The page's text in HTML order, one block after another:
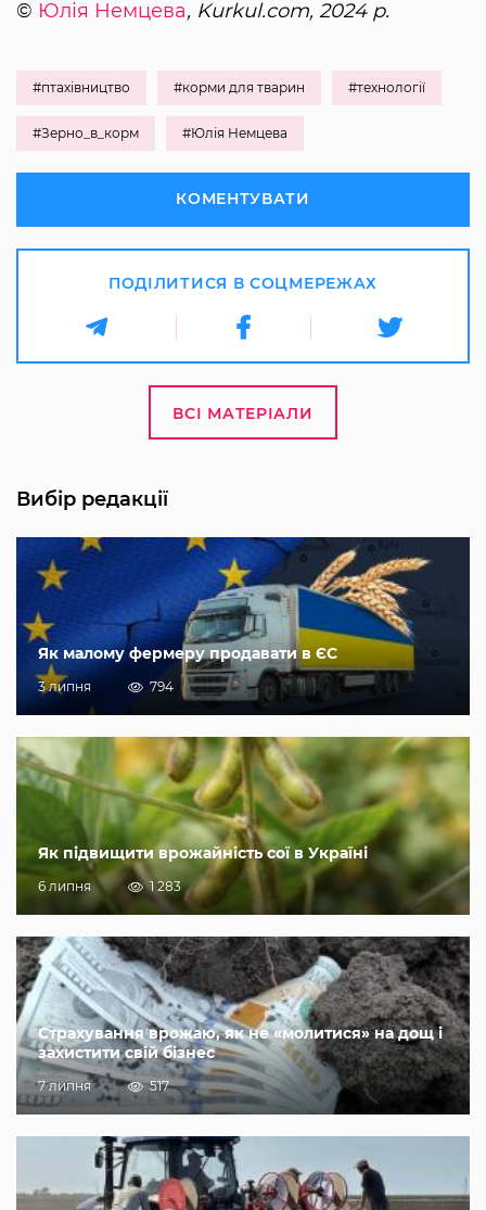
© Юлія Немцева, Kurkul.com, 2024 р.
#птахівництво #корми для тварин #технології
#Зерно_в_корм #Юлія Немцева
КОМЕНТУВАТИ
ПОДІЛИТИСЯ В СОЦМЕРЕЖАХ
ВСІ МАТЕРІАЛИ
Вибір редакції
Як малому фермеру продавати в ЄС
3 липня 794
Як підвищити врожайність сої в Україні
6 липня 1 283
Страхування врожаю, як не «молитися» на дощ і
захистити свій бізнес
7 липня 517